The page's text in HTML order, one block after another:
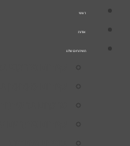
דלג
לתוכן
ראשי
אודות
השירותים שלנו